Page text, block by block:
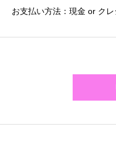
お支払い方法：現金 or ク